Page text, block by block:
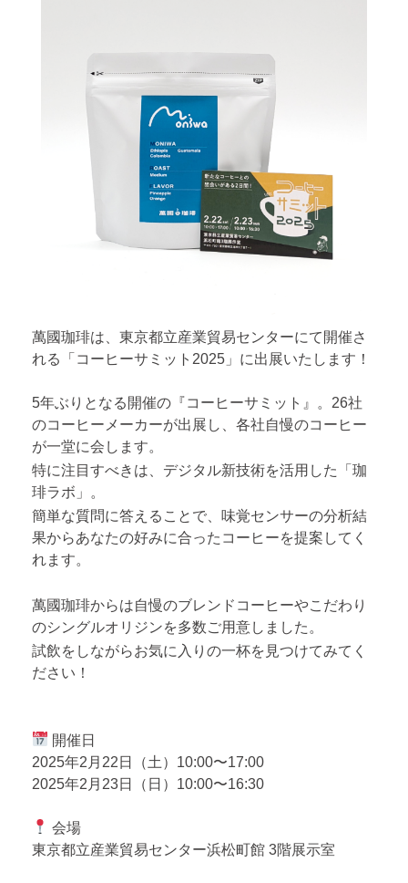
萬國珈琲は、東京都立産業貿易センターにて開催さ
れる「コーヒーサミット2025」に出展いたします！
5年ぶりとなる開催の『コーヒーサミット』。26社
のコーヒーメーカーが出展し、各社自慢のコーヒー
が一堂に会します。
特に注目すべきは、デジタル新技術を活用した「珈
琲ラボ」。
簡単な質問に答えることで、味覚センサーの分析結
果からあなたの好みに合ったコーヒーを提案してく
れます。
萬國珈琲からは自慢のブレンドコーヒーやこだわり
のシングルオリジンを多数ご用意しました。
試飲をしながらお気に入りの一杯を見つけてみてく
ださい！
開催日
2025年2月22日（土）10:00〜17:00
2025年2月23日（日）10:00〜16:30
会場
東京都立産業貿易センター浜松町館 3階展示室